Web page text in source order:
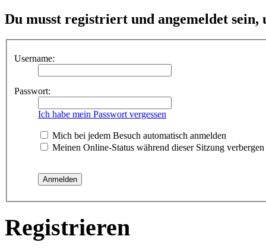
Du musst registriert und angemeldet sein,
Username:
Passwort:
Ich habe mein Passwort vergessen
Mich bei jedem Besuch automatisch anmelden
Meinen Online-Status während dieser Sitzung verbergen
Registrieren